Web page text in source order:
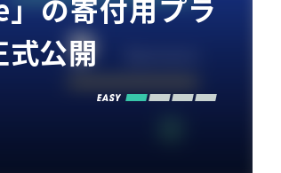
の寄付用プラ
公開